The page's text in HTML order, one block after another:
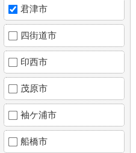
君津市
四街道市
印西市
茂原市
袖ケ浦市
船橋市